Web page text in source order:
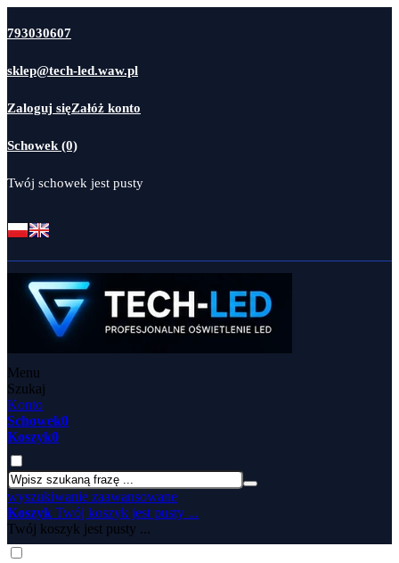
793030607
sklep@tech-led.waw.pl
Zaloguj sięZałóż konto
Schowek (0)
Twój schowek jest pusty
Menu
Szukaj
Konto
Schowek0
Koszyk0
wyszukiwanie zaawansowane
Koszyk Twój koszyk jest pusty ...
Twój koszyk jest pusty ...